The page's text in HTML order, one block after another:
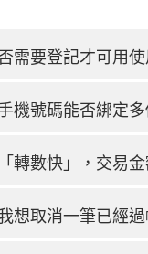
需要登記才可用
機號碼能否綁定
轉數快」，交易
想取消一筆已經